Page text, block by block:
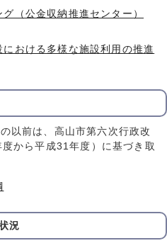
（公金収納推進センター）
おける多様な施設利用の推進
以前は、高山市第六次行政改
から平成31年度）に基づき取
況